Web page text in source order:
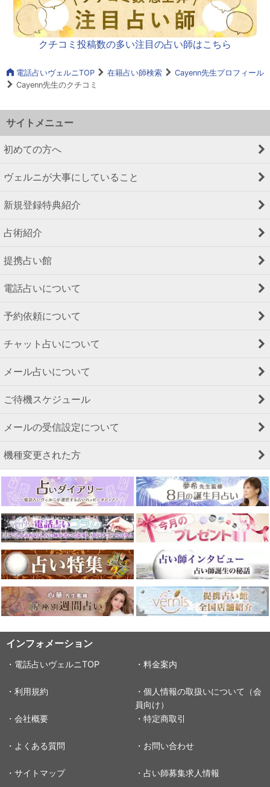
クチコミ投稿数の多い注目の占い師はこちら
電話占いヴェルニTOP 在籍占い師検索
Cayenn先生プロフィール
Cayenn先生のクチコミ
サイトメニュー
初めての方へ
ヴェルニが大事にしていること
新規登録特典紹介
占術紹介
提携占い館
電話占いについて
予約依頼について
チャット占いについて
メール占いについて
ご待機スケジュール
メールの受信設定について
機種変更された方
インフォメーション
・電話占いヴェルニTOP ・料金案内
・利用規約
・個人情報の取扱いについて（会
員向け）
・会社概要
・特定商取引
・よくある質問 ・お問い合わせ
・サイトマップ ・占い師募集求人情報